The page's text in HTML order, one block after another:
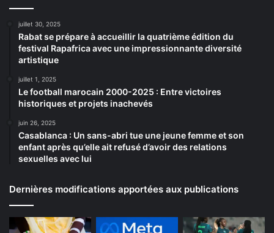
juillet 30, 2025
Rabat se prépare à accueillir la quatrième édition du
festival Rapafrica avec une impressionnante diversité
artistique
juillet 1, 2025
Le football marocain 2000-2025 : Entre victoires
historiques et projets inachevés
juin 26, 2025
Casablanca : Un sans-abri tue une jeune femme et son
enfant après qu’elle ait refusé d’avoir des relations
sexuelles avec lui
Dernières modifications apportées aux publications